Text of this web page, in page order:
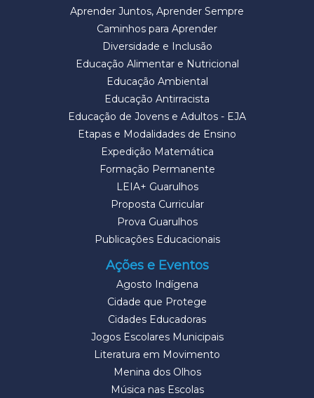
Aprender Juntos, Aprender Sempre
Caminhos para Aprender
Diversidade e Inclusão
Educação Alimentar e Nutricional
Educação Ambiental
Educação Antirracista
Educação de Jovens e Adultos - EJA
Etapas e Modalidades de Ensino
Expedição Matemática
Formação Permanente
LEIA+ Guarulhos
Proposta Curricular
Prova Guarulhos
Publicações Educacionais
Ações e Eventos
Agosto Indígena
Cidade que Protege
Cidades Educadoras
Jogos Escolares Municipais
Literatura em Movimento
Menina dos Olhos
Música nas Escolas